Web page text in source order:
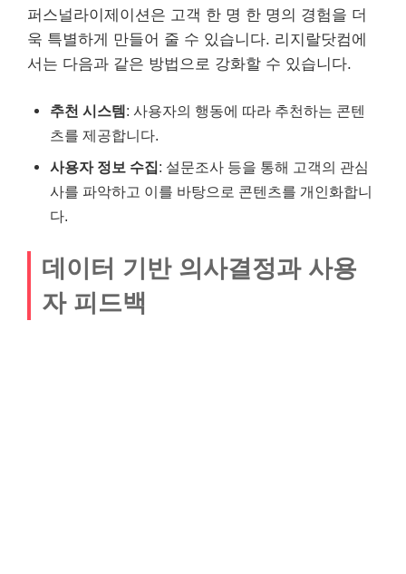
퍼스널라이제이션은 고객 한 명 한 명의 경험을 더
욱 특별하게 만들어 줄 수 있습니다. 리지랄닷컴에
서는 다음과 같은 방법으로 강화할 수 있습니다.
추천 시스템: 사용자의 행동에 따라 추천하는 콘텐
츠를 제공합니다.
사용자 정보 수집: 설문조사 등을 통해 고객의 관심
사를 파악하고 이를 바탕으로 콘텐츠를 개인화합니
다.
데이터 기반 의사결정과 사용
자 피드백